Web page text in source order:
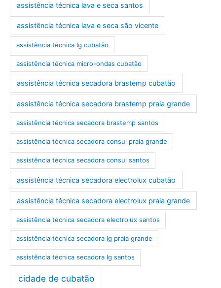
assistência técnica lava e seca santos
assistência técnica lava e seca são vicente
assistência técnica lg cubatão
assistência técnica micro-ondas cubatão
assistência técnica secadora brastemp cubatão
assistência técnica secadora brastemp praia grande
assistência técnica secadora brastemp santos
assistência técnica secadora consul praia grande
assistência técnica secadora consul santos
assistência técnica secadora electrolux cubatão
assistência técnica secadora electrolux praia grande
assistência técnica secadora electrolux santos
assistência técnica secadora lg praia grande
assistência técnica secadora lg santos
cidade de cubatão